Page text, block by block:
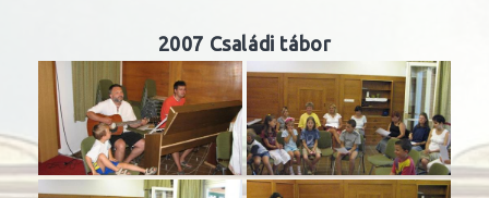
2007 Családi tábor